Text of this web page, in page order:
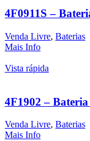
4F0911S –
Venda Livre, Baterias
Mais Info
Vista rápida
4F1902 –
Venda Livre, Baterias
Mais Info